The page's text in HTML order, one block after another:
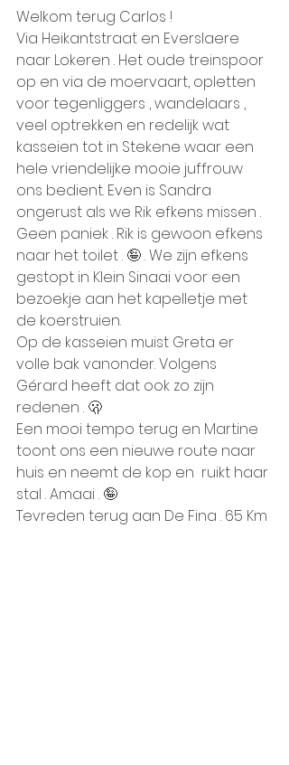
Welkom terug Carlos !
Via Heikantstraat en Everslaere
naar Lokeren . Het oude treinspoor
op en via de moervaart, opletten
voor tegenliggers , wandelaars ,
veel optrekken en redelijk wat
kasseien tot in Stekene waar een
hele vriendelijke mooie juffrouw
ons bedient. Even is Sandra
ongerust als we Rik efkens missen .
Geen paniek . Rik is gewoon efkens
naar het toilet . 🤪 . We zijn efkens
gestopt in Klein Sinaai voor een
bezoekje aan het kapelletje met
de koerstruien.
Op de kasseien muist Greta er
volle bak vanonder. Volgens
Gérard heeft dat ook zo zijn
redenen . 🫢
Een mooi tempo terug en Martine
toont ons een nieuwe route naar
huis en neemt de kop en  ruikt haar
stal . Amaai . 🤪
Tevreden terug aan De Fina . 65 Km